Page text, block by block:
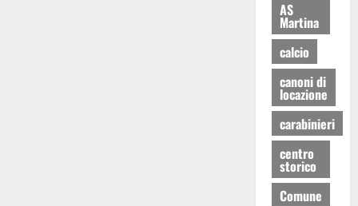
AS
Martina
calcio
canoni di
locazione
carabinieri
centro
storico
Comune